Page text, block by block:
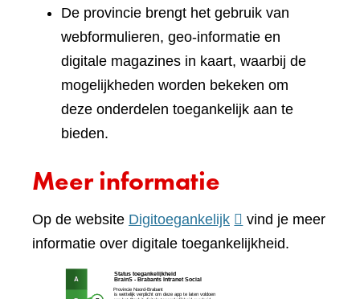
De provincie brengt het gebruik van
webformulieren, geo-informatie en
digitale magazines in kaart, waarbij de
mogelijkheden worden bekeken om
deze onderdelen toegankelijk aan te
bieden.
Meer informatie
Op de website Digitoegankelijk(verwijst
naar
vind je meer
informatie over digitale toegankelijkheid.